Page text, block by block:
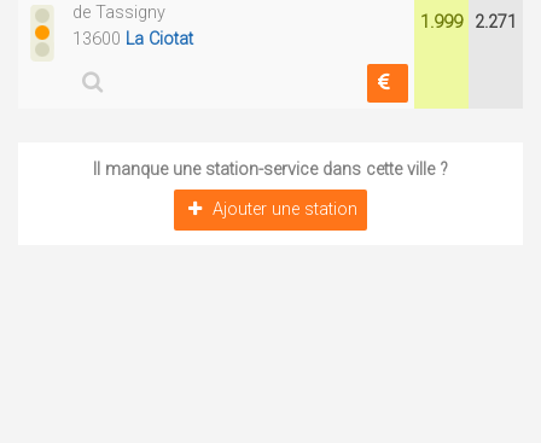
de Tassigny
13600 La Ciotat
1.999 2.271
Il manque une station-service dans cette ville ?
Ajouter une station